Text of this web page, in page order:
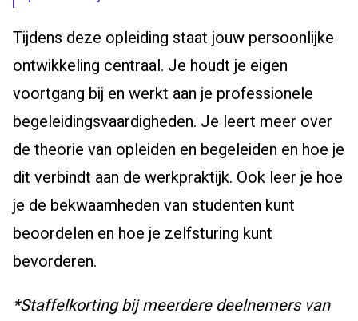
Tijdens deze opleiding staat jouw persoonlijke
ontwikkeling centraal. Je houdt je eigen
voortgang bij en werkt aan je professionele
begeleidingsvaardigheden. Je leert meer over
de theorie van opleiden en begeleiden en hoe je
dit verbindt aan de werkpraktijk. Ook leer je hoe
je de bekwaamheden van studenten kunt
beoordelen en hoe je zelfsturing kunt
bevorderen.
*Staffelkorting bij meerdere deelnemers van